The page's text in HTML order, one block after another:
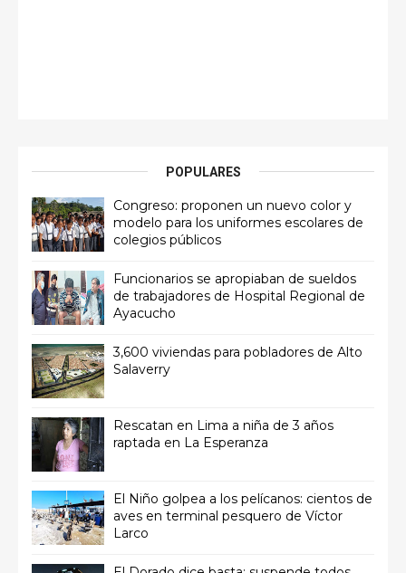
POPULARES
Congreso: proponen un nuevo color y
modelo para los uniformes escolares de
colegios públicos
Funcionarios se apropiaban de sueldos
de trabajadores de Hospital Regional de
Ayacucho
3,600 viviendas para pobladores de Alto
Salaverry
Rescatan en Lima a niña de 3 años
raptada en La Esperanza
El Niño golpea a los pelícanos: cientos de
aves en terminal pesquero de Víctor
Larco